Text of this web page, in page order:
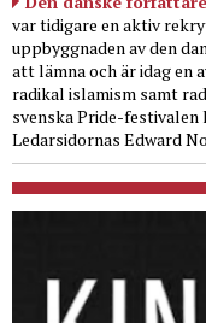
var tidigare en aktiv
uppbyggnaden av den
att lämna och är idag en
radikal islamism samt
svenska Pride-
Ledarsidornas Edward